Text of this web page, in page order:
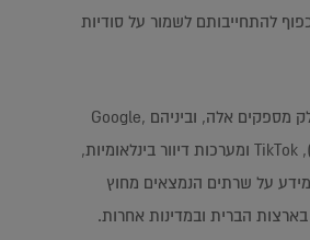
להתחייבותם לשמור על סודיות
חשוב לדעת: חלק מספקים אלה, וביניהם Google,
Meta (פייסבוק), TikTok ומערכות דיוור בינלאומיות,
על שרתים הנמצאים מחוץ
הברית ובמדינות אחרות.